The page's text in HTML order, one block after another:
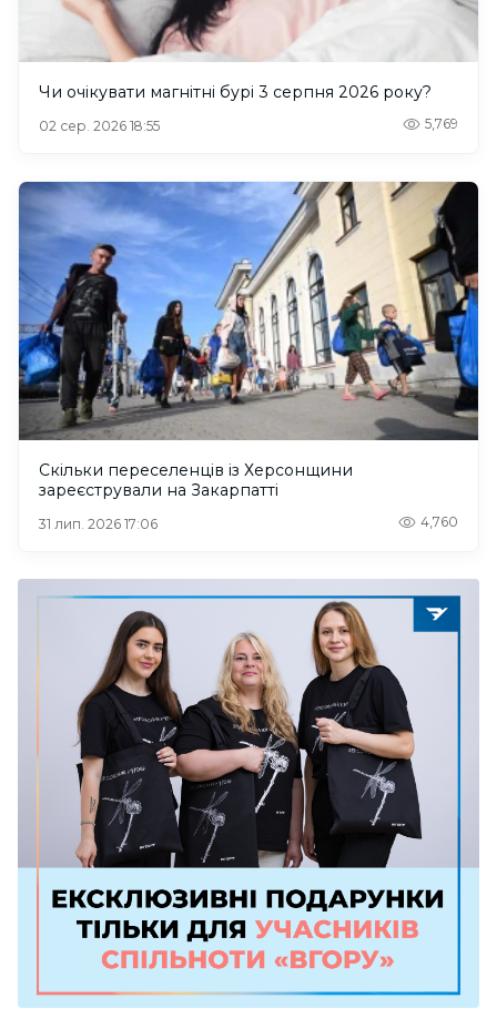
Чи очікувати магнітні бурі 3 серпня 2026 року?
02 сер. 2026 18:55 5,769
Скільки переселенців із Херсонщини
зареєстрували на Закарпатті
31 лип. 2026 17:06 4,760